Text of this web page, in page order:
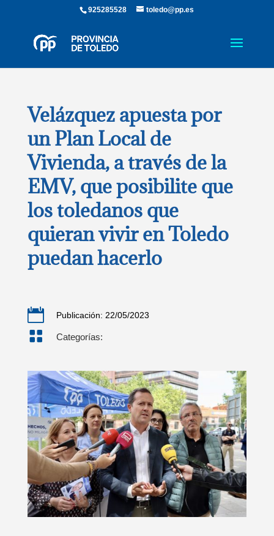
925285528 toledo@pp.es
Velázquez apuesta por
un Plan Local de
Vivienda, a través de la
EMV, que posibilite que
los toledanos que
quieran vivir en Toledo
puedan hacerlo
 Publicación: 22/05/2023
 Categorías: